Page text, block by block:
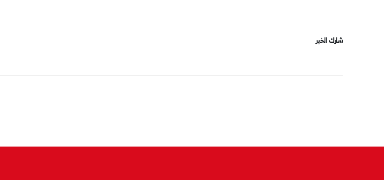
شارك الخبر